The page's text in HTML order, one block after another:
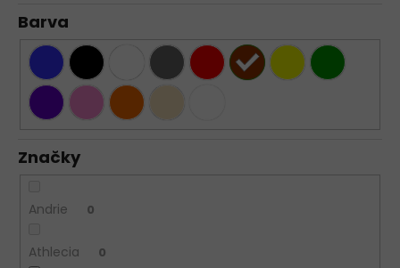
Barva
Značky
Andrie 0
Athlecia 0